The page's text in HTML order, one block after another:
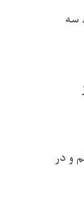
سه
در ولسوالی خلم و در